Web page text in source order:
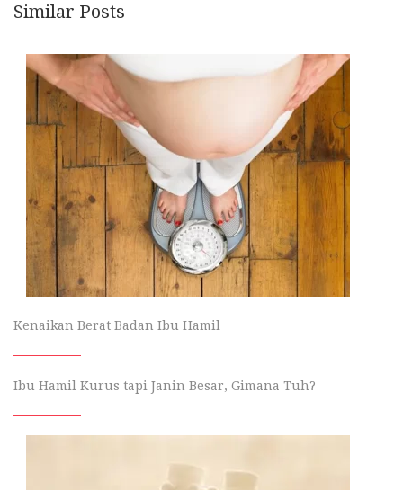
Similar Posts
Kenaikan Berat Badan Ibu Hamil
Ibu Hamil Kurus tapi Janin Besar, Gimana Tuh?